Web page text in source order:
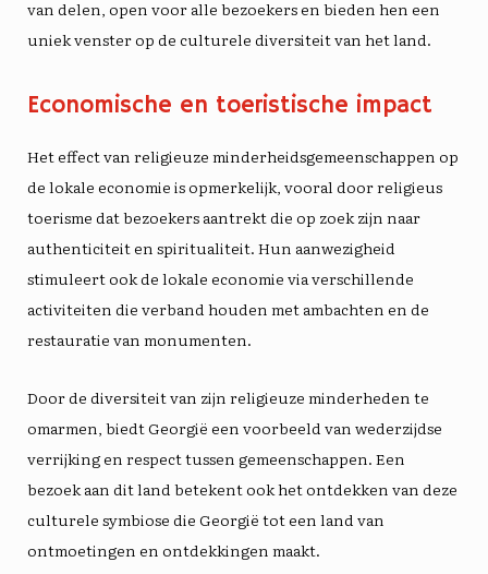
van delen, open voor alle bezoekers en bieden hen een
uniek venster op de culturele diversiteit van het land.
Economische en toeristische impact
Het effect van religieuze minderheidsgemeenschappen op
de lokale economie is opmerkelijk, vooral door religieus
toerisme dat bezoekers aantrekt die op zoek zijn naar
authenticiteit en spiritualiteit. Hun aanwezigheid
stimuleert ook de lokale economie via verschillende
activiteiten die verband houden met ambachten en de
restauratie van monumenten.
Door de diversiteit van zijn religieuze minderheden te
omarmen, biedt Georgië een voorbeeld van wederzijdse
verrijking en respect tussen gemeenschappen. Een
bezoek aan dit land betekent ook het ontdekken van deze
culturele symbiose die Georgië tot een land van
ontmoetingen en ontdekkingen maakt.